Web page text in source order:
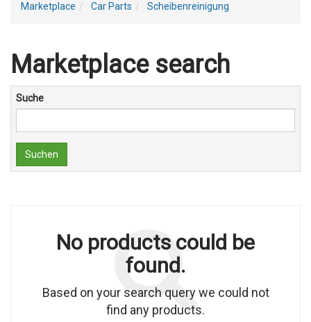
Marketplace Car Parts Scheibenreinigung
Marketplace search
Suche
Suchen
No products could be
found.
Based on your search query we could not
find any products.